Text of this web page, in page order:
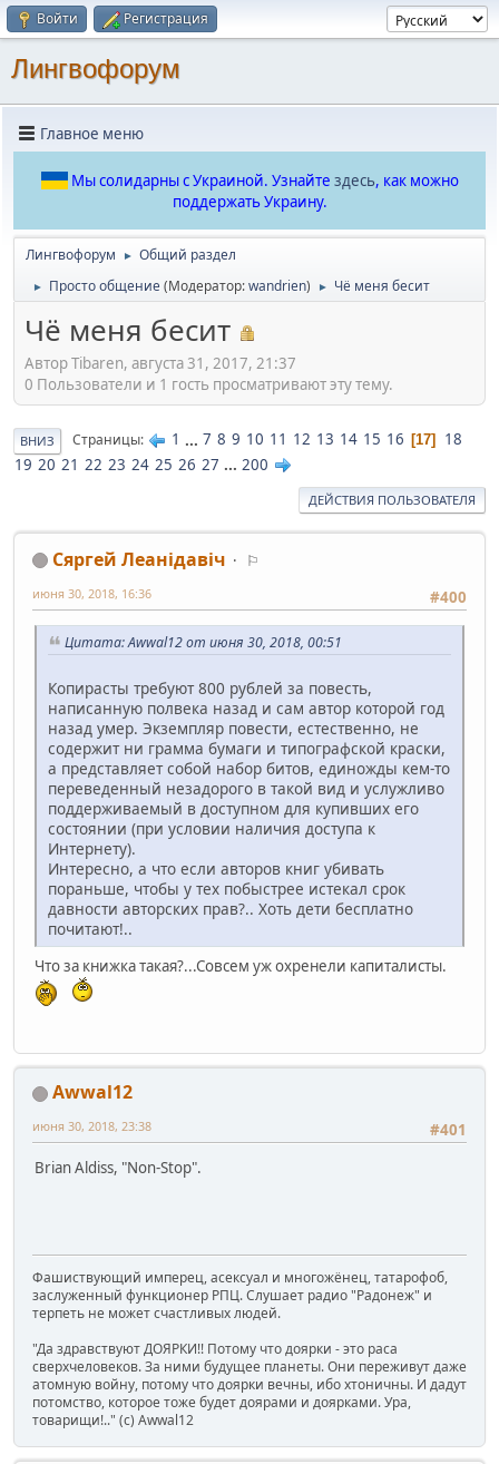
Войти Регистрация
Лингвофорум
Главное меню
Мы солидарны с Украиной. Узнайте здесь, как можно
поддержать Украину.
Лингвофорум ► Общий раздел
► Просто общение(Модератор:wandrien) ► Чё меня бесит
Чё меня бесит
Автор Tibaren, августа 31, 2017, 21:37
0 Пользователи и 1 гость просматривают эту тему.
ВНИЗ Страницы 1 ... 7 8 9 10 11 12 13 14 15 16 17
18
19 20 21 22 23 24 25 26 27 ... 200
ДЕЙСТВИЯ ПОЛЬЗОВАТЕЛЯ
Сяргей Леанідавіч
⚐
#400
июня 30, 2018, 16:36
Цитата: Awwal12 от июня 30, 2018, 00:51
Копирасты требуют 800 рублей за повесть,
написанную полвека назад и сам автор которой год
назад умер. Экземпляр повести, естественно, не
содержит ни грамма бумаги и типографской краски,
а представляет собой набор битов, единожды кем-то
переведенный незадорого в такой вид и услужливо
поддерживаемый в доступном для купивших его
состоянии (при условии наличия доступа к
Интернету).
Интересно, а что если авторов книг убивать
пораньше, чтобы у тех побыстрее истекал срок
давности авторских прав?.. Хоть дети бесплатно
почитают!..
Что за книжка такая?...Совсем уж охренели капиталисты.
Awwal12
#401
июня 30, 2018, 23:38
Brian Aldiss, "Non-Stop".
Фашиствующий имперец, асексуал и многожёнец, татарофоб,
заслуженный функционер РПЦ. Слушает радио "Радонеж" и
терпеть не может счастливых людей.
"Да здравствуют ДОЯРКИ!! Потому что доярки - это раса
сверхчеловеков. За ними будущее планеты. Они переживут даже
атомную войну, потому что доярки вечны, ибо хтоничны. И дадут
потомство, которое тоже будет доярами и доярками. Ура,
товарищи!.." (c) Awwal12